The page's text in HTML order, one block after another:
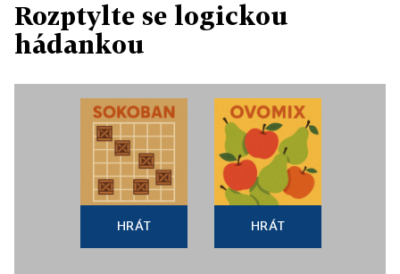
Rozptylte se logickou
hádankou
HRÁT HRÁT